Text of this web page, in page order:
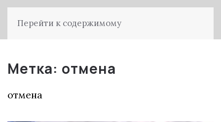
Перейти к содержимому
Метка: отмена
отмена